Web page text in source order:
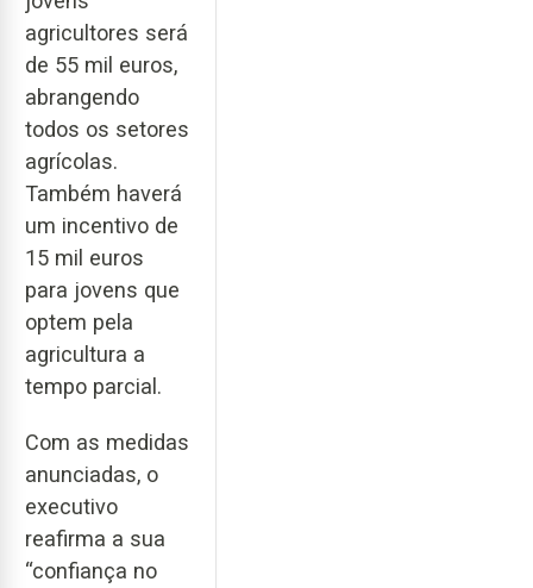
agricultores será
de 55 mil euros,
abrangendo
todos os setores
agrícolas.
Também haverá
um incentivo de
15 mil euros
para jovens que
optem pela
agricultura a
tempo parcial.
Com as medidas
anunciadas, o
executivo
reafirma a sua
“confiança no